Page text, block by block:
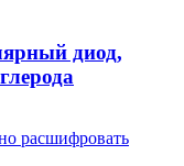
диод,